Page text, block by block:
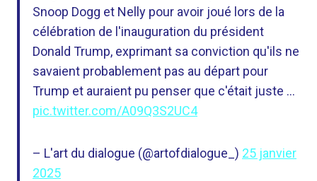
Snoop Dogg et Nelly pour avoir joué lors de la
célébration de l'inauguration du président
Donald Trump, exprimant sa conviction qu'ils ne
savaient probablement pas au départ pour
Trump et auraient pu penser que c'était juste …
pic.twitter.com/A09Q3S2UC4
– L'art du dialogue (@artofdialogue_) 25 janvier
2025